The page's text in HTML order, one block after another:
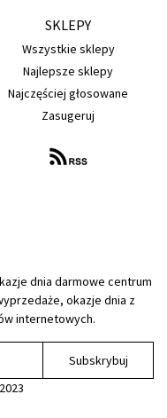
SKLEPY
Wszystkie sklepy
Najlepsze sklepy
Najczęściej głosowane
Zasugeruj
dnia darmowe centrum
okazje dnia z
internetowych.
Subskrybuj